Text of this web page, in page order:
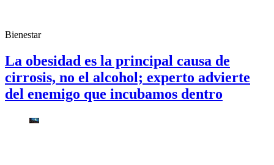
Bienestar
La obesidad es la principal causa de
cirrosis, no el alcohol; experto advierte
del enemigo que incubamos dentro